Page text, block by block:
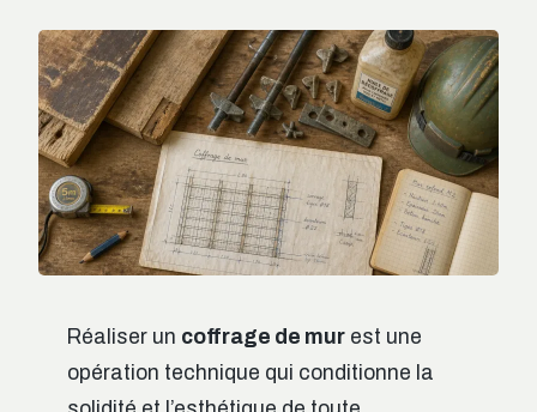
Réaliser un coffrage de mur est une
opération technique qui conditionne la